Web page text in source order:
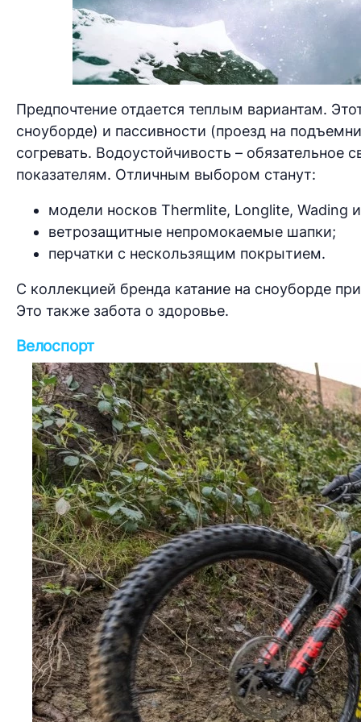
Предпочтение отдается теплым вариантам.
сноуборде) и пассивности (проезд на
согревать. Водоустойчивость –
показателям. Отличным выбором станут:
модели носков Thermlite, Longlite, Wading
ветрозащитные непромокаемые шапки;
перчатки с нескользящим покрытием.
С коллекцией бренда катание на сноуборде
Это также забота о здоровье.
Велоспорт